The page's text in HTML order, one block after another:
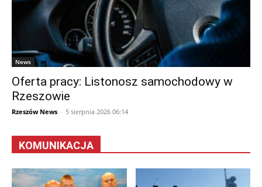
News
Oferta pracy: Listonosz samochodowy w
Rzeszowie
Rzeszów News - 5 sierpnia 2026 06:14
KOMUNIKACJA